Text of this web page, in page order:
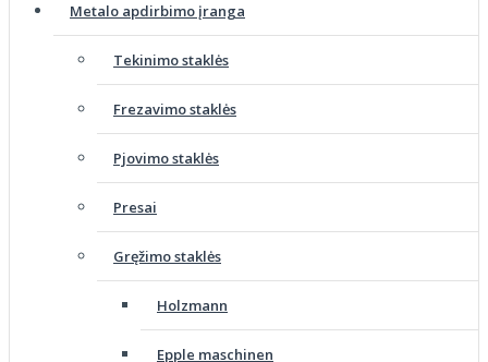
Metalo apdirbimo įranga
Tekinimo staklės
Frezavimo staklės
Pjovimo staklės
Presai
Gręžimo staklės
Holzmann
Epple maschinen